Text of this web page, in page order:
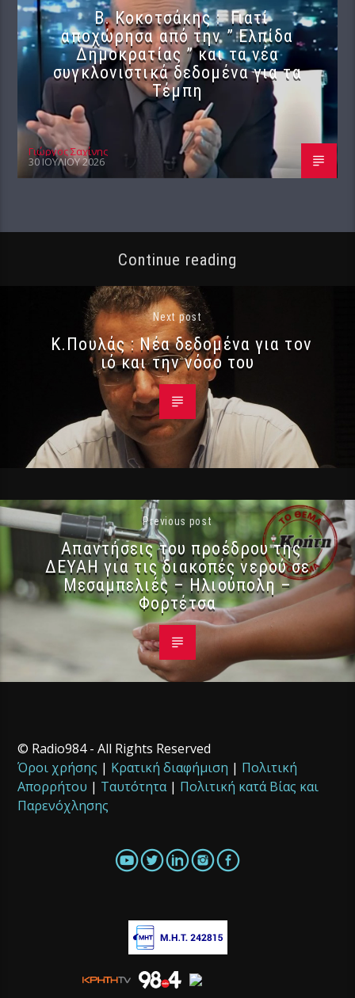
Β. Κοκοτσάκης : Γιατί
αποχώρησα από την ” Ελπίδα
Δημοκρατίας ” και τα νέα
συγκλονιστικά δεδομένα για τα
Τέμπη
Γιώργος Σαχίνης
30 ΙΟΥΛΊΟΥ 2026
Continue reading
Next post
Κ.Πουλάς : Νέα δεδομένα για τον
ιό και την νόσο του
Previous post
Απαντήσεις του προέδρου της
ΔΕΥΑΗ για τις διακοπές νερού σε
Μεσαμπελιές – Ηλιούπολη –
Φορτέτσα
© Radio984 - All Rights Reserved
Όροι χρήσης | Κρατική διαφήμιση | Πολιτική
Απορρήτου | Ταυτότητα| Πολιτική κατά Βίας και
Παρενόχλησης